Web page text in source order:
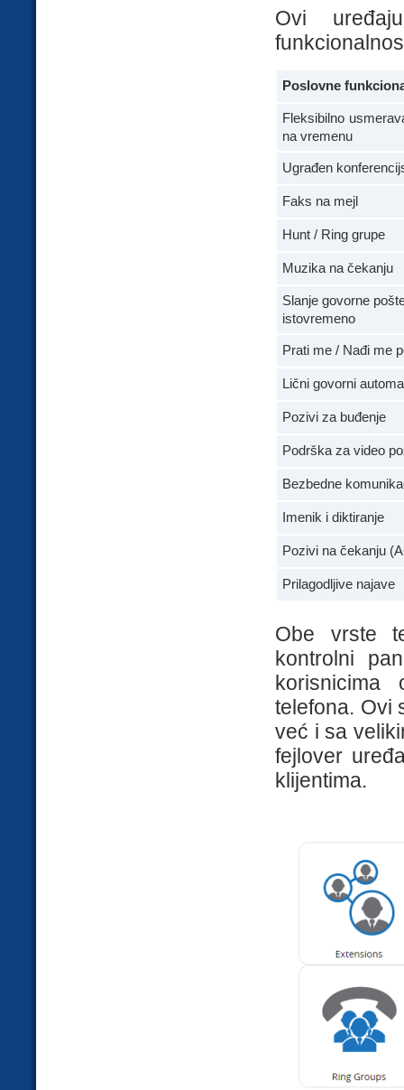
Ovi
Poslovne
Fleksibilno
na vremenu
Ugrađen
Faks na mejl
Hunt / Ring grupe
Muzika na čekanju
Slanje govorne
istovremeno
Prati me / Nađi me
Lični govorni
Pozivi za buđenje
Podrška za video
Bezbedne
Imenik i diktiranje
Pozivi na čekanju
Prilagodljive najave
Obe vrste
kontrolni
korisnicima
telefona. Ovi
već i sa
fejlover
klijentima.